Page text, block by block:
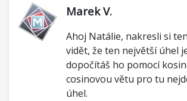
Marek V.
Ahoj Natálie, nakresli si
vidět, že ten největší úhel
dopočítáš ho pomocí
cosinovou větu pro tu
úhel.